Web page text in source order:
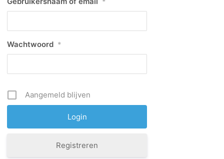
Wachtwoord *
Aangemeld blijven
Registreren